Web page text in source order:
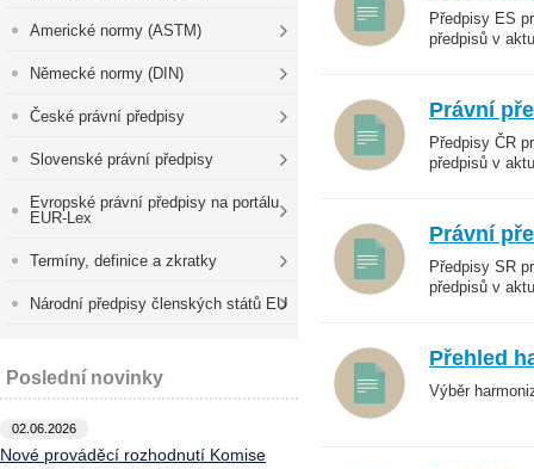
Americké normy (ASTM)
Německé normy (DIN)
České právní předpisy
Slovenské právní předpisy
Evropské právní předpisy na portálu
EUR-Lex
Termíny, definice a zkratky
Národní předpisy členských států EU
Poslední novinky
02.06.2026
Nové prováděcí rozhodnutí Komise
Předpisy ES
předpisů v
Právní
Předpisy ČR
předpisů v
Právní
Předpisy SR
předpisů v
Přehled
Výběr